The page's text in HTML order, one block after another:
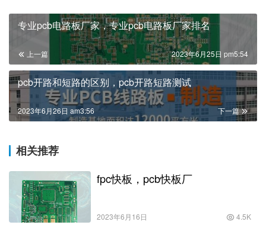
专业pcb电路板厂家，专业pcb电路板厂家排名
上一篇 2023年6月25日 pm5:54
pcb开路和短路的区别，pcb开路短路测试
下一篇
2023年6月26日 am3:56
相关推荐
fpc快板，pcb快板厂
2023年6月16日 4.5K